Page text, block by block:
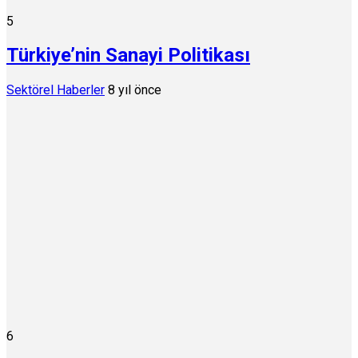
5
Türkiye’nin Sanayi Politikası
Sektörel Haberler 8 yıl önce
6